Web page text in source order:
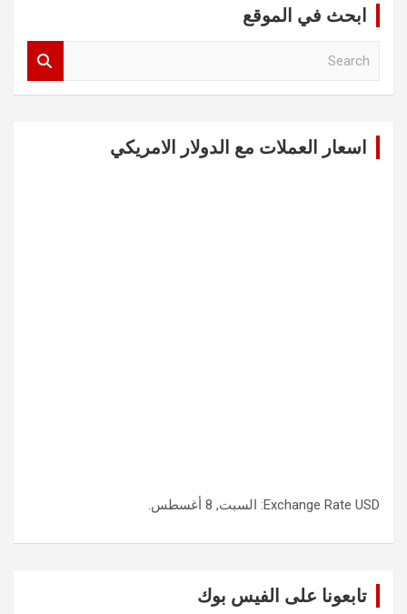
ابحث في الموقع
اسعار العملات مع الدولار الامريكي
Exchange Rate USD : السبت, 8 أغسطس.
تابعونا على الفيس بوك